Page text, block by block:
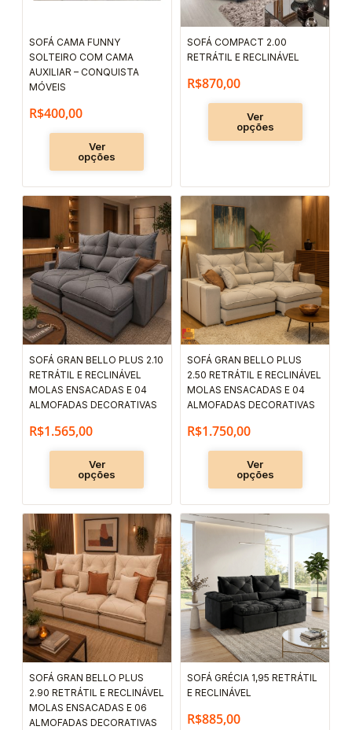
SOFÁ CAMA FUNNY
SOLTEIRO COM CAMA
AUXILIAR – CONQUISTA
MÓVEIS
R$400,00
Ver
opções
opções
do
SOFÁ COMPACT 2.00
RETRÁTIL E RECLINÁVEL
R$870,00
Ver
opções
opções
podem
SOFÁ GRAN BELLO PLUS 2.10
RETRÁTIL E RECLINÁVEL
MOLAS ENSACADAS E 04
ALMOFADAS DECORATIVAS
R$1.565,00
Ver
opções
Este
produto
tem
várias
variantes.
As
opções
podem
escolhidas
na
do
SOFÁ GRAN BELLO PLUS
2.50 RETRÁTIL E RECLINÁVEL
MOLAS ENSACADAS E 04
ALMOFADAS DECORATIVAS
R$1.750,00
Ver
opções
Este
tem
várias
variantes.
As
opções
podem
ser
na
do
SOFÁ GRAN BELLO PLUS
2.90 RETRÁTIL E RECLINÁVEL
MOLAS ENSACADAS E 06
ALMOFADAS DECORATIVAS
Este
produto
tem
várias
variantes.
As
opções
podem
ser
escolhidas
na
SOFÁ GRÉCIA 1,95 RETRÁTIL
E RECLINÁVEL
R$885,00
Este
tem
várias
variantes.
As
opções
podem